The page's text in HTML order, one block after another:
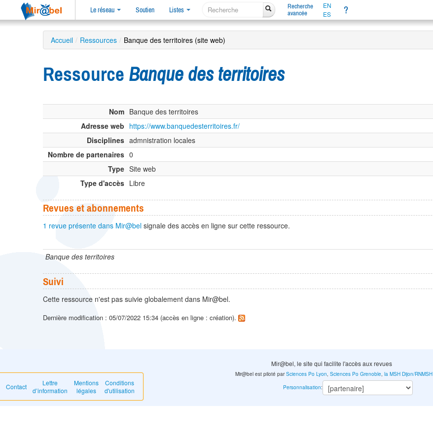
Le réseau Soutien Listes
Recherche
avancée
EN
ES
?
Accueil / Ressources / Banque des territoires (site web)
Ressource Banque des territoires
Nom Banque des territoires
Adresse web https://www.banquedesterritoires.fr/
Disciplines admnistration locales
Nombre de partenaires 0
Type Site web
Type d'accès Libre
Revues et abonnements
1 revue présente dans Mir@bel signale des accès en ligne sur cette ressource.
Banque des territoires
Suivi
Cette ressource n'est pas suivie globalement dans Mir@bel.
Dernière modification : 05/07/2022 15:34 (accès en ligne : création).
Mir@bel, le site qui facilite l'accès aux revues
Contact
Lettre
d’information
Mentions
légales
Conditions
d'utilisation
Mir@bel est piloté parSciences Po Lyon,Sciences Po Grenoble,la MSH Dijon/RNMSH
Personnalisation: